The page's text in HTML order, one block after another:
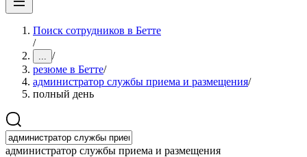
Поиск сотрудников в Бетте
/
... /
резюме в Бетте/
администратор службы приема и размещения/
полный день
администратор службы приема и размещения